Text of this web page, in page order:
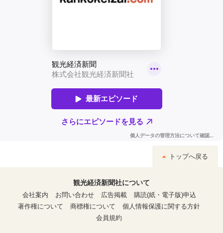
トップへ戻る
観光経済新聞社について
会社案内
お問い合わせ 広告掲載
購読(紙・電子版)申込
著作権について
商標権について
個人情報保護に関する方針
会員規約